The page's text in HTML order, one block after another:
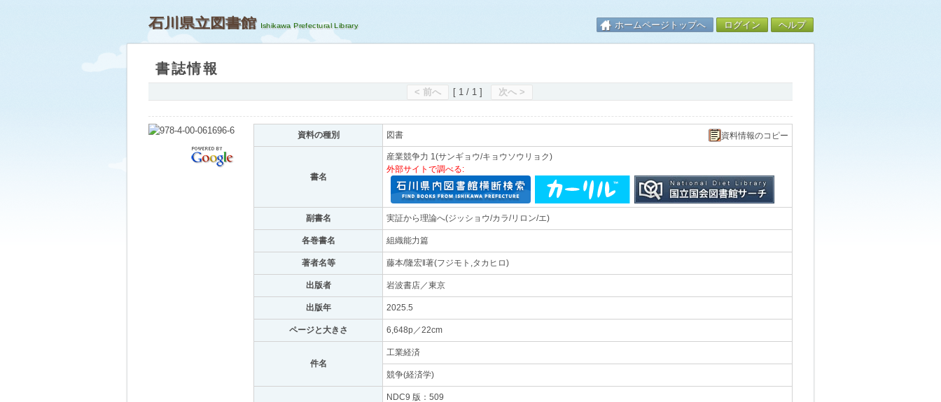
石川県立図書館 ホームページトップへ ログイン ヘルプ
書誌情報
< 前へ [ 1 / 1 ] 次へ >
資料の種別 図書 資料情報のコピー
書名
産業競争力 1(サンギョウ/キョウソウリョク)
外部サイトで調べる:
副書名 実証から理論へ(ジッショウ/カラ/リロン/エ)
各巻書名 組織能力篇
著者名等 藤本/隆宏‖著(フジモト,タカヒロ)
出版者 岩波書店／東京
出版年 2025.5
ページと大きさ 6,648p／22cm
件名
工業経済
競争(経済学)
NDC9 版：509